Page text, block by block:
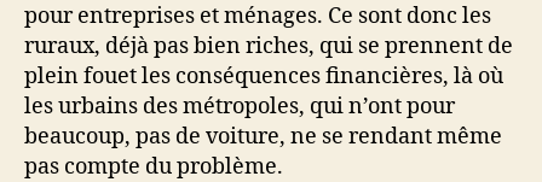
pour entreprises et ménages. Ce sont donc les
ruraux, déjà pas bien riches, qui se prennent de
plein fouet les conséquences financières, là où
les urbains des métropoles, qui n’ont pour
beaucoup, pas de voiture, ne se rendant même
pas compte du problème.